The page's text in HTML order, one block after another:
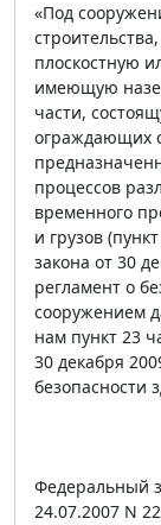
«Под
плоскостную
имеющую
части,
ограждающих
процессов
временного
и грузов
закона от 30
регламент о
сооружением
нам пункт 23
30 декабря
безопасности
Федеральный
24.07.2007 N